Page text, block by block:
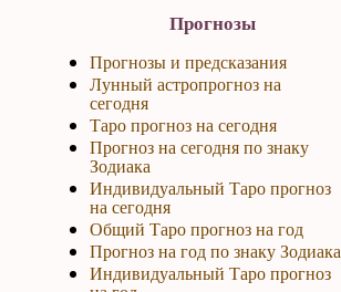
Прогнозы
Прогнозы и предсказания
Лунный астропрогноз на
сегодня
Таро прогноз на сегодня
Прогноз на сегодня по знаку
Зодиака
Индивидуальный Таро прогноз
на сегодня
Общий Таро прогноз на год
Прогноз на год по знаку Зодиака
Индивидуальный Таро прогноз